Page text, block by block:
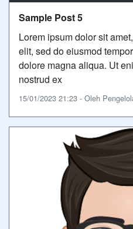
Sample Post 5
Lorem ipsum dolor sit
elit, sed do eiusmod
dolore magna aliqua. Ut
nostrud ex
15/01/2023 21:23 - Oleh